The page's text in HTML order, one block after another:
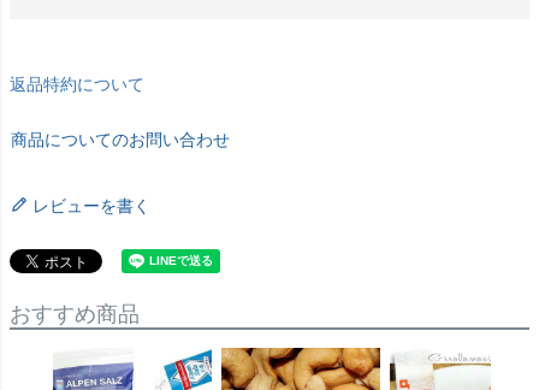
返品特約について
商品についてのお問い合わせ
レビューを書く
おすすめ商品